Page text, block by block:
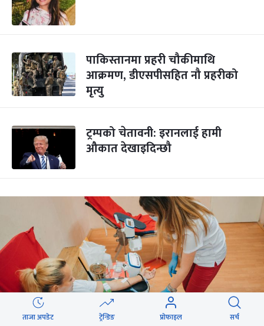
पाकिस्तानमा प्रहरी चौकीमाथि
आक्रमण, डीएसपीसहित नौ प्रहरीको
मृत्यु
ट्रम्पको चेतावनी: इरानलाई हामी
औकात देखाइदिन्छौ
ताजा अपडेट ट्रेन्डिङ प्रोफाइल सर्च